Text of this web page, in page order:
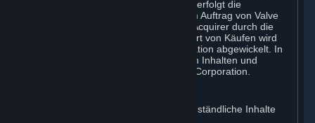
Vereinigten Staaten ausgestellt wurde, erfolgt die
Zahlungsabwicklung gegebenenfalls im Auftrag von Valve
Corporation über einen europäischen Acquirer durch die
Valve GmbH i.L. Für jedwede andere Art von Käufen wird
die Zahlung direkt durch Valve Corporation abgewickelt. In
jedem Fall erfolgt die Bereitstellung von Inhalten und
Diensten sowie Hardware durch Valve Corporation.
A. Lizenz für allgemeine vertragsgegenständliche Inhalte